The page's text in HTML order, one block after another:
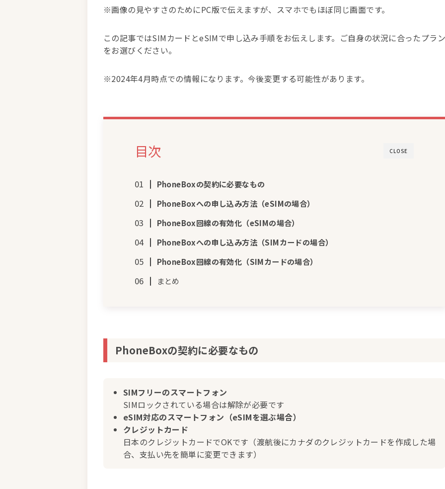
※画像の見やすさのためにPC版で伝えますが、スマホでもほぼ同じ画面です。
この記事ではSIMカードとeSIMで申し込み手順をお伝えします。ご自身の状況に合ったプラ
をお選びください。
※2024年4月時点での情報になります。今後変更する可能性があります。
CLOSE
目次
PhoneBoxの契約に必要なもの
PhoneBoxへの申し込み方法（eSIMの場合）
PhoneBox回線の有効化 （eSIMの場合）
PhoneBoxへの申し込み方法（SIMカードの場合）
PhoneBox回線の有効化 （SIMカードの場合）
まとめ
PhoneBoxの契約に必要なもの
SIMフリーのスマートフォン
SIMロックされている場合は解除が必要です
eSIM対応のスマートフォン（eSIMを選ぶ場合）
クレジットカード
日本のクレジットカードでOKです（渡航後にカナダのクレジットカードを作成した場
合、支払い先を簡単に変更できます）